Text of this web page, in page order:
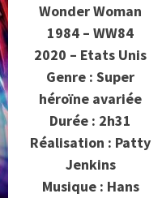
Wonder Woman
1984 – WW84
2020 – Etats Unis
Genre : Super
héroïne avariée
Durée : 2h31
Réalisation : Patty
Jenkins
Musique : Hans